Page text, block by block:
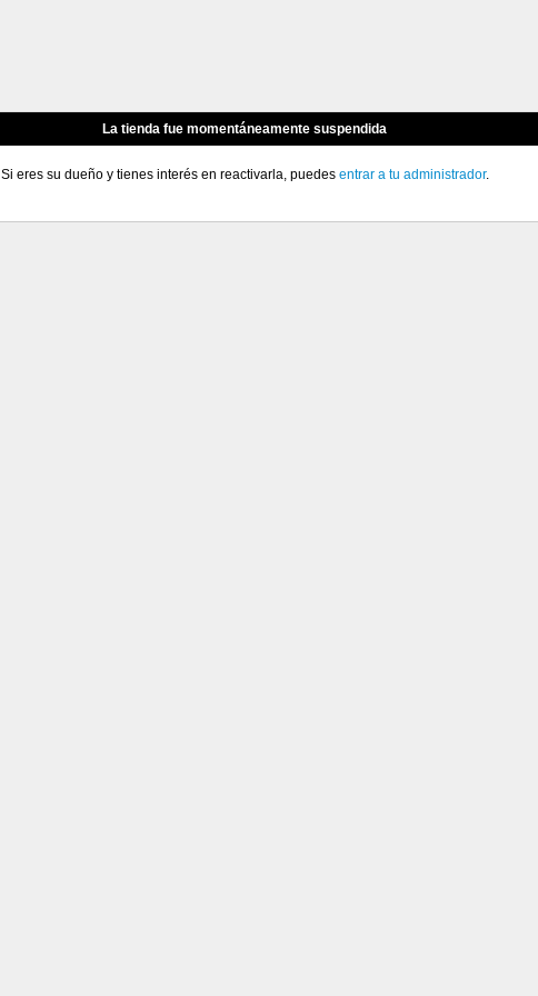
La tienda fue momentáneamente suspendida
Si eres su dueño y tienes interés en reactivarla, puedes entrar a tu administrador.